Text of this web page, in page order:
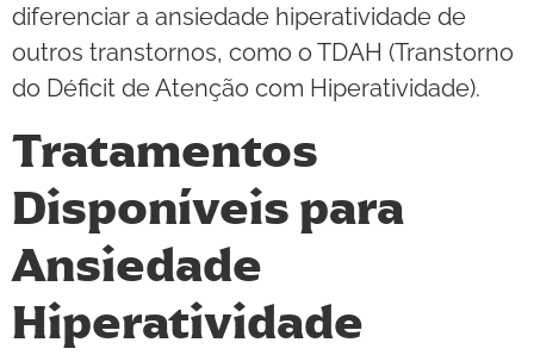
diferenciar a ansiedade hiperatividade de
outros transtornos, como o TDAH (Transtorno
do Déficit de Atenção com Hiperatividade).
Tratamentos
Disponíveis para
Ansiedade
Hiperatividade